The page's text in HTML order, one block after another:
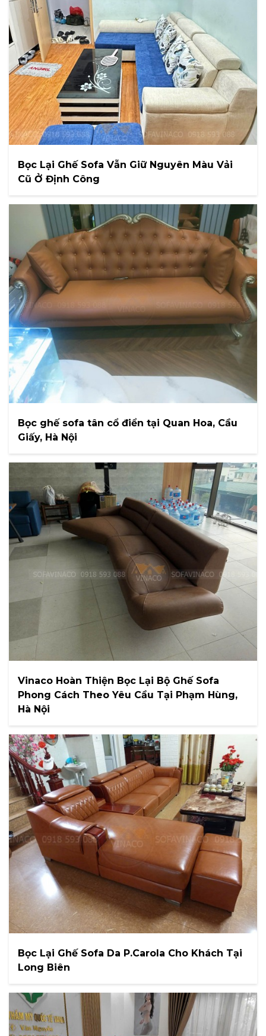
Bọc Lại Ghế Sofa Vẫn Giữ Nguyên Màu Vải
Cũ Ở Định Công
Bọc ghế sofa tân cổ điển tại Quan Hoa, Cầu
Giấy, Hà Nội
Vinaco Hoàn Thiện Bọc Lại Bộ Ghế Sofa
Phong Cách Theo Yêu Cầu Tại Phạm Hùng,
Hà Nội
Bọc Lại Ghế Sofa Da P.Carola Cho Khách Tại
Long Biên